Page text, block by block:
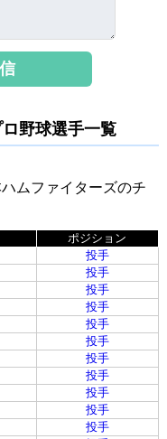
野球選手一覧
ムファイターズのチ
ポジション
投手
投手
投手
投手
投手
投手
投手
投手
投手
投手
投手